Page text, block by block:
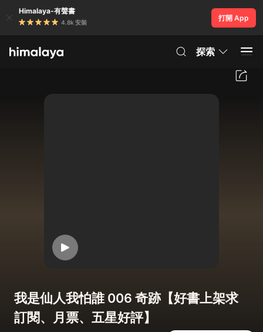
Himalaya-有聲書
4.8k 安裝
打開 App
探索
我是仙人我怕誰 006 奇跡【好書上架求
訂閱、月票、五星好評】